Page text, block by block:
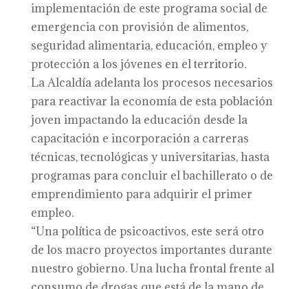
implementación de este programa social de
emergencia con provisión de alimentos,
seguridad alimentaria, educación, empleo y
protección a los jóvenes en el territorio.
La Alcaldía adelanta los procesos necesarios
para reactivar la economía de esta población
joven impactando la educación desde la
capacitación e incorporación a carreras
técnicas, tecnológicas y universitarias, hasta
programas para concluir el bachillerato o de
emprendimiento para adquirir el primer
empleo.
“Una política de psicoactivos, este será otro
de los macro proyectos importantes durante
nuestro gobierno. Una lucha frontal frente al